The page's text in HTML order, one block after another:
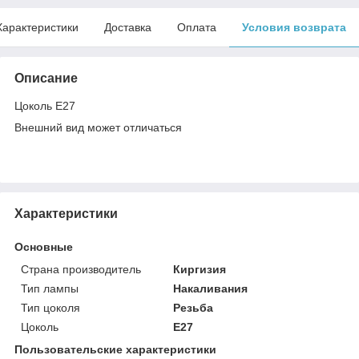
Доставка Оплата Условия возврата
Описание
Цоколь E27
Внешний вид может отличаться
Характеристики
Основные
Страна производитель
Киргизия
Тип лампы
Накаливания
Тип цоколя
Резьба
Цоколь
E27
Пользовательские характеристики